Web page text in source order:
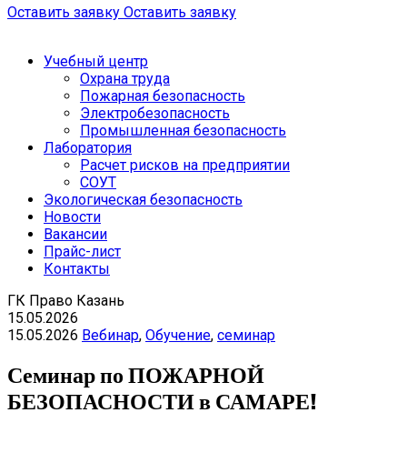
Оставить заявку Оставить заявку
Учебный центр
Охрана труда
Пожарная безопасность
Электробезопасность
Промышленная безопасность
Лаборатория
Расчет рисков на предприятии
СОУТ
Экологическая безопасность
Новости
Вакансии
Прайс-лист
Контакты
ГК Право Казань
15.05.2026
15.05.2026 Вебинар, Обучение, семинар
Семинар по ПОЖАРНОЙ
БЕЗОПАСНОСТИ в САМАРЕ!